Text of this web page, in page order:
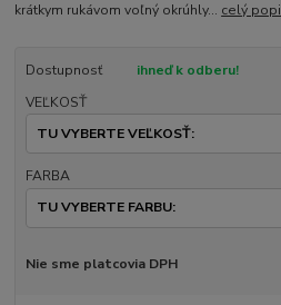
krátkym rukávom voľný okrúhly... celý
Dostupnosť
ihneď k odberu!
VEĽKOSŤ
FARBA
Nie sme platcovia DPH